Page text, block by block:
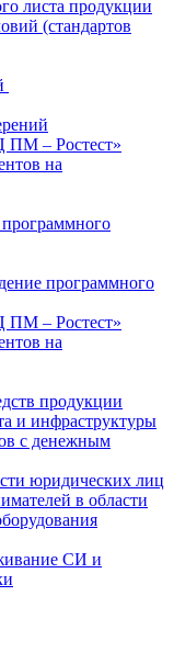
листа продукции
(стандартов
– Ростест»
на
программного
– Ростест»
на
продукции
и инфраструктуры
с денежным
юридических лиц
в области
СИ и